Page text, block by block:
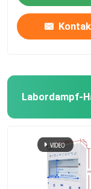
Labordampf-